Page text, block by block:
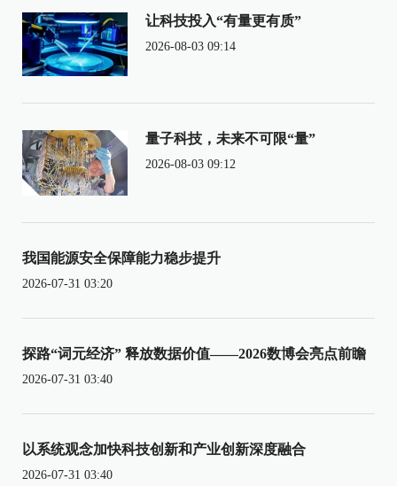
让科技投入“有量更有质”
2026-08-03 09:14
量子科技，未来不可限“量”
2026-08-03 09:12
我国能源安全保障能力稳步提升
2026-07-31 03:20
探路“词元经济” 释放数据价值——2026数博会亮点前瞻
2026-07-31 03:40
以系统观念加快科技创新和产业创新深度融合
2026-07-31 03:40